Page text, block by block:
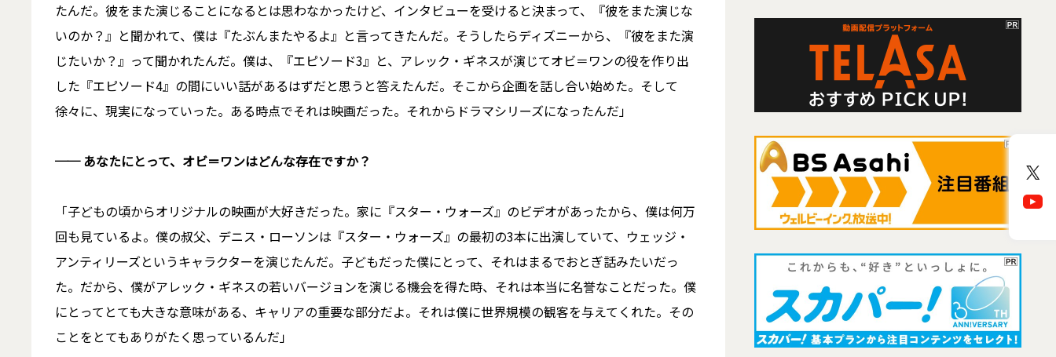
たんだ。彼をまた演じることになるとは思わなかったけど、インタビューを受けると決まって、『彼をまた演じな
いのか？』と聞かれて、僕は『たぶんまたやるよ』と言ってきたんだ。そうしたらディズニーから、『彼をまた演
じたいか？』って聞かれたんだ。僕は、『エピソード3』と、アレック・ギネスが演じてオビ＝ワンの役を作り出
した『エピソード4』の間にいい話があるはずだと思うと答えたんだ。そこから企画を話し合い始めた。そして
徐々に、現実になっていった。ある時点でそれは映画だった。それからドラマシリーズになったんだ」
── あなたにとって、オビ＝ワンはどんな存在ですか？
「子どもの頃からオリジナルの映画が大好きだった。家に『スター・ウォーズ』のビデオがあったから、僕は何万
回も見ているよ。僕の叔父、デニス・ローソンは『スター・ウォーズ』の最初の3本に出演していて、ウェッジ・
アンティリーズというキャラクターを演じたんだ。子どもだった僕にとって、それはまるでおとぎ話みたいだっ
た。だから、僕がアレック・ギネスの若いバージョンを演じる機会を得た時、それは本当に名誉なことだった。僕
にとってとても大きな意味がある、キャリアの重要な部分だよ。それは僕に世界規模の観客を与えてくれた。その
ことをとてもありがたく思っているんだ」